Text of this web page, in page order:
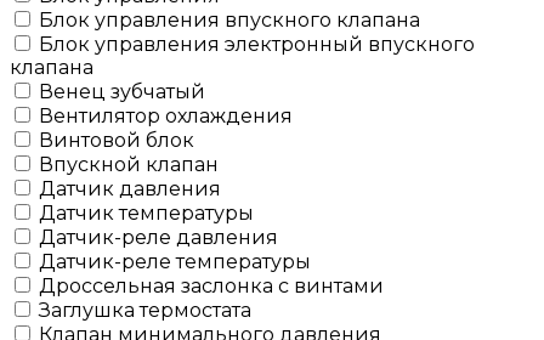
Блок управления впускного клапана
Блок управления электронный впускного
клапана
Венец зубчатый
Вентилятор охлаждения
Винтовой блок
Впускной клапан
Датчик давления
Датчик температуры
Датчик-реле давления
Датчик-реле температуры
Дроссельная заслонка с винтами
Заглушка термостата
Клапан минимального давления